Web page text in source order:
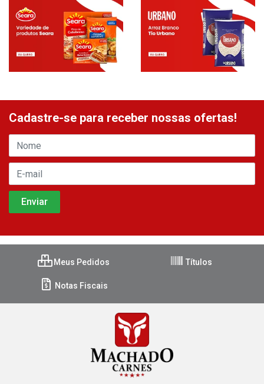
Cadastre-se para receber nossas ofertas!
Meus Pedidos Títulos
Notas Fiscais